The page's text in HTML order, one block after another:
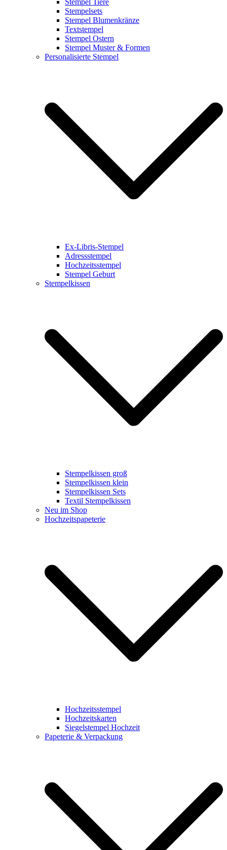
Stempel Tiere
Stempelsets
Stempel Blumenkränze
Textstempel
Stempel Ostern
Stempel Muster & Formen
Personalisierte Stempel
Ex-Libris-Stempel
Adressstempel
Hochzeitsstempel
Stempel Geburt
Stempelkissen
Stempelkissen groß
Stempelkissen klein
Stempelkissen Sets
Textil Stempelkissen
Neu im Shop
Hochzeitspapeterie
Hochzeitsstempel
Hochzeitskarten
Siegelstempel Hochzeit
Papeterie & Verpackung